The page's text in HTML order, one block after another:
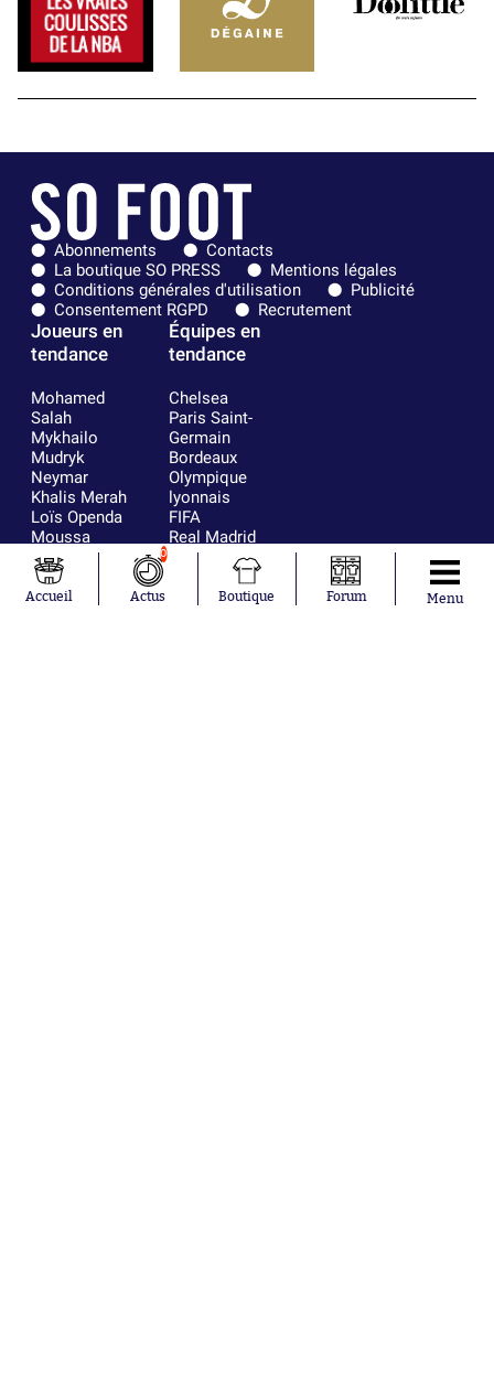
Abonnements
Contacts
La boutique SO PRESS
Mentions légales
Conditions générales d'utilisation
Publicité
Consentement RGPD
Recrutement
Joueurs en
tendance
Mohamed
Salah
Mykhailo
Mudryk
Neymar
Khalis Merah
Loïs Openda
Moussa
Niakhaté
Nicolás
Tagliafico
Équipes en
tendance
Chelsea
Paris Saint-
Germain
Bordeaux
Olympique
lyonnais
FIFA
Real Madrid
RC Strasbourg
AC Milan
Accueil
0
Actus Boutique Forum Menu